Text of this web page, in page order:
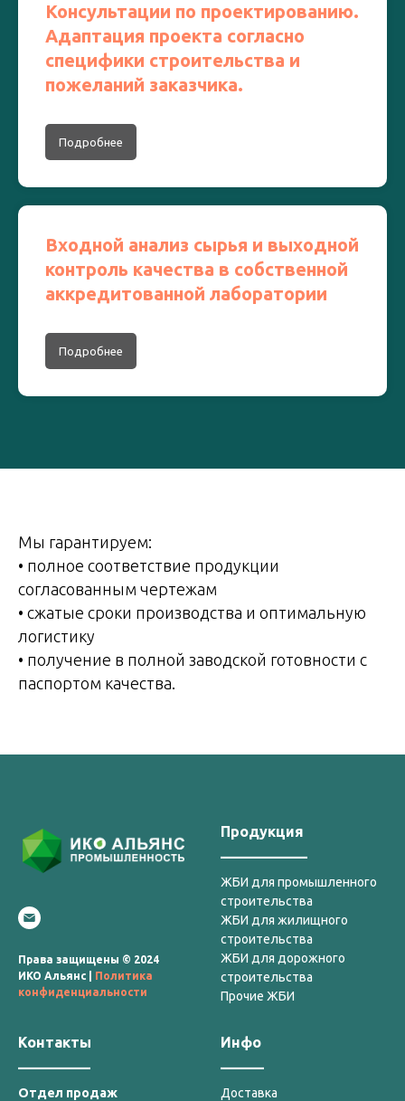
Консультации по проектированию.
Адаптация проекта согласно
специфики строительства и
пожеланий заказчика.
Подробнее
Входной анализ сырья и выходной
контроль качества в собственной
аккредитованной лаборатории
Подробнее
Мы гарантируем:
• полное соответствие продукции
согласованным чертежам
• сжатые сроки производства и оптимальную
логистику
• получение в полной заводской готовности с
паспортом качества.
Права защищены © 2024
ИКО Альянс |
Политика
конфиденциальности
Продукция
ЖБИ для промышленного
строительства
ЖБИ для жилищного
строительства
ЖБИ для дорожного
строительства
Прочие ЖБИ
Контакты
Отдел продаж
Инфо
Доставка